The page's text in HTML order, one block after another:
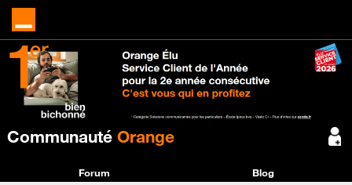
Communauté Orange
Forum Blog